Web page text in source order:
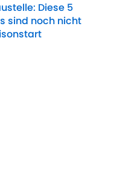
Diese 5
sind noch nicht
Date